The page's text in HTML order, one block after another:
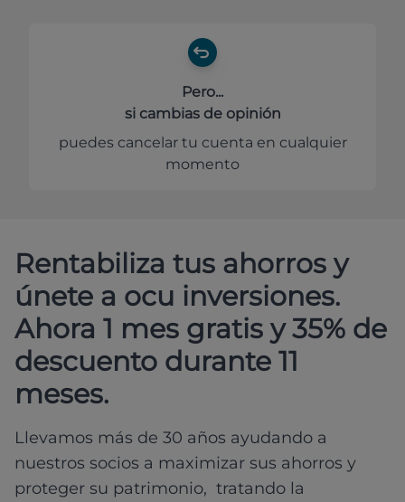
Pero...
si cambias de opinión
puedes cancelar tu cuenta en cualquier
momento
Rentabiliza tus ahorros y
únete a ocu inversiones.
Ahora 1 mes gratis y 35% de
descuento durante 11
meses.
Llevamos más de 30 años ayudando a
nuestros socios a maximizar sus ahorros y
proteger su patrimonio, tratando la